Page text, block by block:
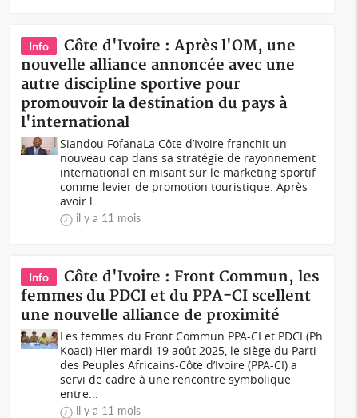
Info
Côte d'Ivoire : Après l'OM, une
nouvelle alliance annoncée avec une
autre discipline sportive pour
promouvoir la destination du pays à
l'international
Siandou FofanaLa Côte d’Ivoire franchit un
nouveau cap dans sa stratégie de rayonnement
international en misant sur le marketing sportif
comme levier de promotion touristique. Après
avoir l...
il y a 11 mois
Info
Côte d'Ivoire : Front Commun, les
femmes du PDCI et du PPA-CI scellent
une nouvelle alliance de proximité
Les femmes du Front Commun PPA-CI et PDCI (Ph
Koaci) Hier mardi 19 août 2025, le siège du Parti
des Peuples Africains-Côte d’Ivoire (PPA-CI) a
servi de cadre à une rencontre symbolique
entre...
il y a 11 mois